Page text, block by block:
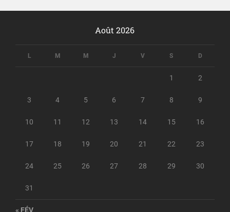
Août 2026
L M M J V S D
1 2
3 4 5 6 7 8 9
10 11 12 13 14 15 16
17 18 19 20 21 22 23
24 25 26 27 28 29 30
31
« FÉV